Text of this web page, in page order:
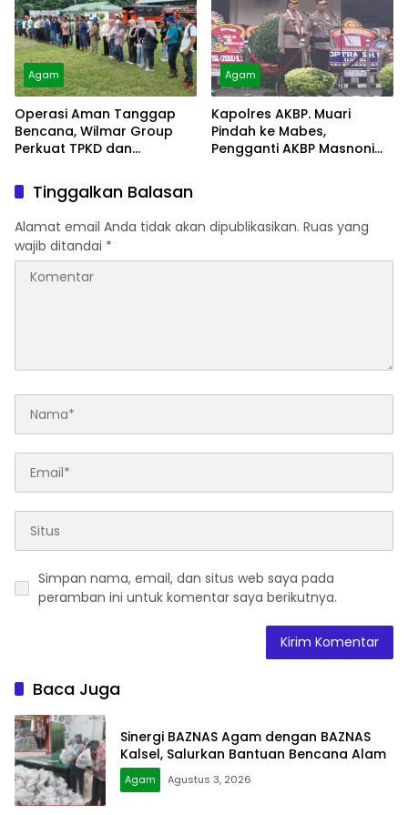
Agam
Operasi Aman Tanggap
Bencana, Wilmar Group
Perkuat TPKD dan
Agam
Kapolres AKBP. Muari
Pindah ke Mabes,
Pengganti AKBP Masnoni
Tinggalkan Balasan
Alamat email Anda tidak akan dipublikasikan. Ruas yang
wajib ditandai *
Simpan nama, email, dan situs web saya pada
peramban ini untuk komentar saya berikutnya.
Baca Juga
Sinergi BAZNAS Agam dengan BAZNAS
Kalsel, Salurkan Bantuan Bencana Alam
Agam Agustus 3, 2026